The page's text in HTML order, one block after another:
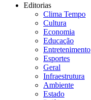
Editorias
Clima Tempo
Cultura
Economia
Educação
Entretenimento
Esportes
Geral
Infraestrutura
Ambiente
Estado